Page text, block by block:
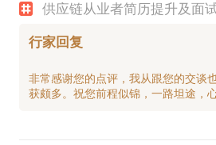
供应链从业者简历提升及面
行家回复
非常感谢您的点评，我从跟您的交谈